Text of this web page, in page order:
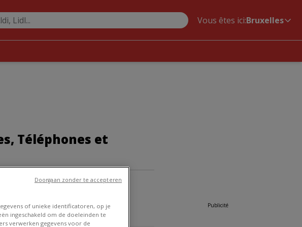
Vous êtes ici:Bruxelles
Téléphones et
à Bruxelles » Wibra à Bruxelles
Publicité
of unieke identificatoren, op je
ingeschakeld om de doeleinden te
verwerken gegevens voor de
Doorgaan zonder te accepteren